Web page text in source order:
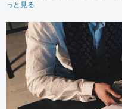
っと見る